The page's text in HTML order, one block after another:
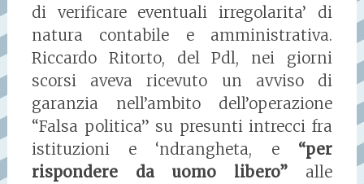
di verificare eventuali irregolarita’ di
natura contabile e amministrativa.
Riccardo Ritorto, del Pdl, nei giorni
scorsi aveva ricevuto un avviso di
garanzia nell’ambito dell’operazione
“Falsa politica” su presunti intrecci fra
istituzioni e ‘ndrangheta, e “per
rispondere da uomo libero” alle